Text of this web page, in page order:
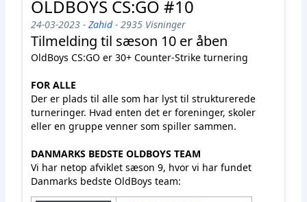
OLDBOYS CS:GO #10
24-03-2023 - Zahid- 2935 Visninger
Tilmelding til sæson 10 er åben
OldBoys CS:GO er 30+ Counter-Strike turnering
FOR ALLE
Der er plads til alle som har lyst til strukturerede
turneringer. Hvad enten det er foreninger, skoler
eller en gruppe venner som spiller sammen.
DANMARKS BEDSTE OLDBOYS TEAM
Vi har netop afviklet sæson 9, hvor vi har fundet
Danmarks bedste OldBoys team: